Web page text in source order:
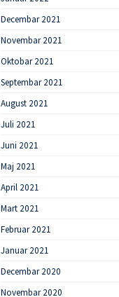
Decembar 2021
Novembar 2021
Oktobar 2021
Septembar 2021
August 2021
Juli 2021
Juni 2021
Maj 2021
April 2021
Mart 2021
Februar 2021
Januar 2021
Decembar 2020
Novembar 2020